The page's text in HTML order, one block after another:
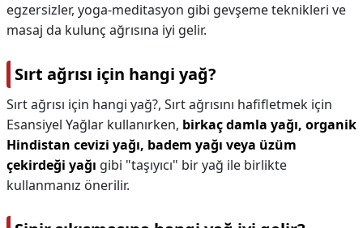
egzersizler, yoga-meditasyon gibi gevşeme teknikleri ve
masaj da kulunç ağrısına iyi gelir.
Sırt ağrısı için hangi yağ?
Sırt ağrısı için hangi yağ?, Sırt ağrısını hafifletmek için
Esansiyel Yağlar kullanırken, birkaç damla yağı, organik
Hindistan cevizi yağı, badem yağı veya üzüm
çekirdeği yağı gibi "taşıyıcı" bir yağ ile birlikte
kullanmanız önerilir.